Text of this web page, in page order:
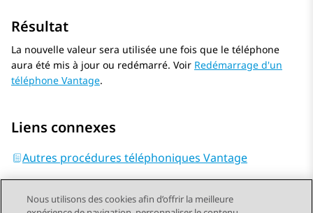
Résultat
La nouvelle valeur sera utilisée une fois que le téléphone
aura été mis à jour ou redémarré. Voir Redémarrage d'un
téléphone Vantage.
Liens connexes
Autres procédures téléphoniques Vantage
Nous utilisons des cookies afin d’offrir la meilleure